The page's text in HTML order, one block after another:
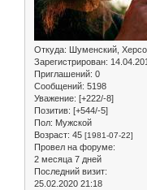
Откуда: Шуменский,
Зарегистрирован:
Приглашений: 0
Сообщений: 5198
Уважение: [+222/-8]
Позитив: [+544/-5]
Пол: Мужской
Возраст: 45 [1981-07-22]
Провел на форуме:
2 месяца 7 дней
Последний визит:
25.02.2020 21:18